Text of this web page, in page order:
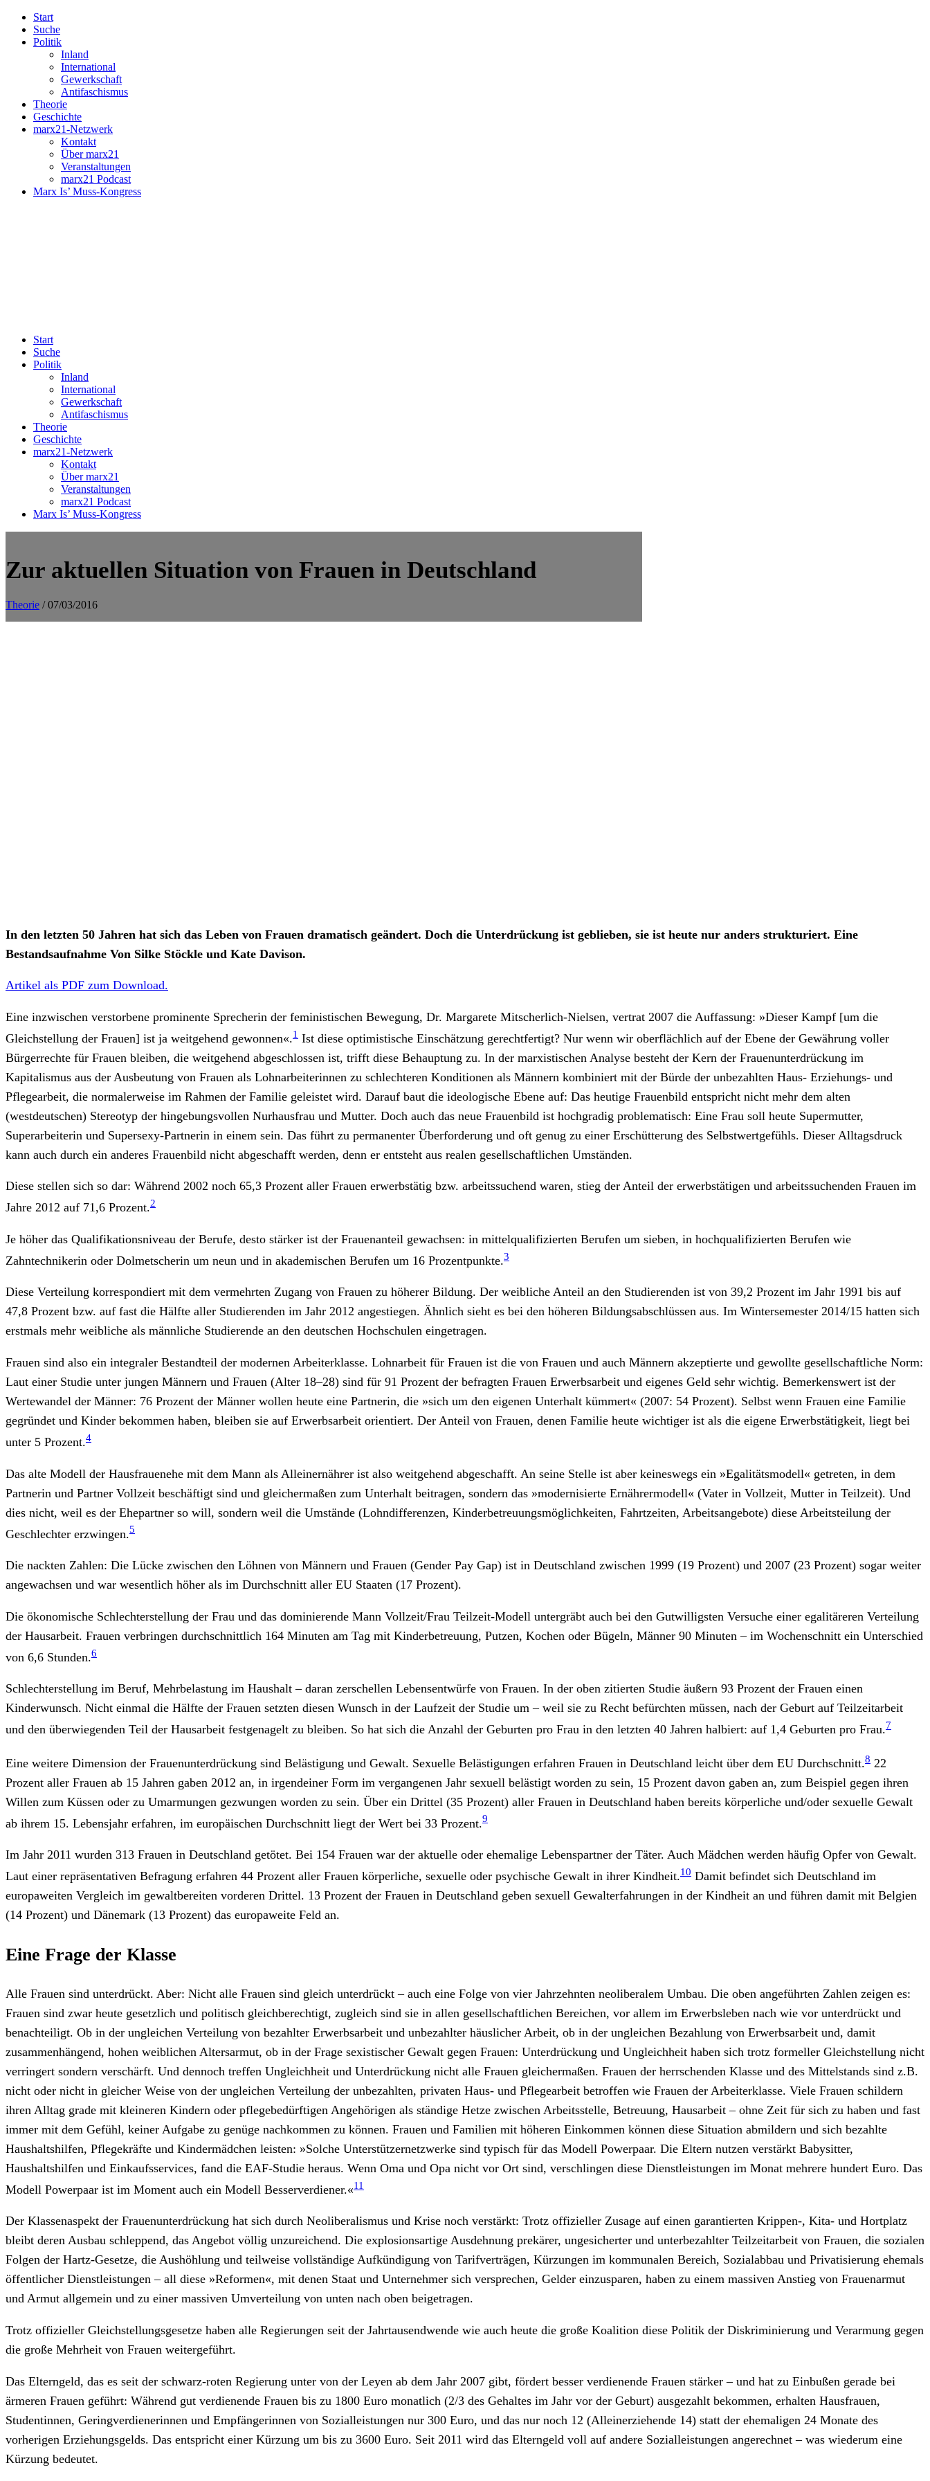
Start
Suche
Politik
Inland
International
Gewerkschaft
Antifaschismus
Theorie
Geschichte
marx21-Netzwerk
Kontakt
Über marx21
Veranstaltungen
marx21 Podcast
Marx Is’ Muss-Kongress
Start
Suche
Politik
Inland
International
Gewerkschaft
Antifaschismus
Theorie
Geschichte
marx21-Netzwerk
Kontakt
Über marx21
Veranstaltungen
marx21 Podcast
Marx Is’ Muss-Kongress
Zur aktuellen Situation von Frauen in Deutschland
Theorie / 07/03/2016
In den letzten 50 Jahren hat sich das Leben von Frauen dramatisch geändert. Doch die Unterdrückung ist geblieben, sie ist heute nur anders strukturiert. Eine
Bestandsaufnahme Von Silke Stöckle und Kate Davison.
Artikel als PDF zum Download.
Eine inzwischen verstorbene prominente Sprecherin der feministischen Bewegung, Dr. Margarete Mitscherlich-Nielsen, vertrat 2007 die Auffassung: »Dieser Kampf [um die
Gleichstellung der Frauen] ist ja weitgehend gewonnen«.1 Ist diese optimistische Einschätzung gerechtfertigt? Nur wenn wir oberflächlich auf der Ebene der Gewährung voller
Bürgerrechte für Frauen bleiben, die weitgehend abgeschlossen ist, trifft diese Behauptung zu. In der marxistischen Analyse besteht der Kern der Frauenunterdrückung im
Kapitalismus aus der Ausbeutung von Frauen als Lohnarbeiterinnen zu schlechteren Konditionen als Männern kombiniert mit der Bürde der unbezahlten Haus- Erziehungs- und
Pflegearbeit, die normalerweise im Rahmen der Familie geleistet wird. Darauf baut die ideologische Ebene auf: Das heutige Frauenbild entspricht nicht mehr dem alten
(westdeutschen) Stereotyp der hingebungsvollen Nurhausfrau und Mutter. Doch auch das neue Frauenbild ist hochgradig problematisch: Eine Frau soll heute Supermutter,
Superarbeiterin und Supersexy-Partnerin in einem sein. Das führt zu permanenter Überforderung und oft genug zu einer Erschütterung des Selbstwertgefühls. Dieser Alltagsdruck
kann auch durch ein anderes Frauenbild nicht abgeschafft werden, denn er entsteht aus realen gesellschaftlichen Umständen.
Diese stellen sich so dar: Während 2002 noch 65,3 Prozent aller Frauen erwerbstätig bzw. arbeitssuchend waren, stieg der Anteil der erwerbstätigen und arbeitssuchenden Frauen im
Jahre 2012 auf 71,6 Prozent.2
Je höher das Qualifikationsniveau der Berufe, desto stärker ist der Frauenanteil gewachsen: in mittelqualifizierten Berufen um sieben, in hochqualifizierten Berufen wie
Zahntechnikerin oder Dolmetscherin um neun und in akademischen Berufen um 16 Prozentpunkte.3
Diese Verteilung korrespondiert mit dem vermehrten Zugang von Frauen zu höherer Bildung. Der weibliche Anteil an den Studierenden ist von 39,2 Prozent im Jahr 1991 bis auf
47,8 Prozent bzw. auf fast die Hälfte aller Studierenden im Jahr 2012 angestiegen. Ähnlich sieht es bei den höheren Bildungsabschlüssen aus. Im Wintersemester 2014/15 hatten sich
erstmals mehr weibliche als männliche Studierende an den deutschen Hochschulen eingetragen.
Frauen sind also ein integraler Bestandteil der modernen Arbeiterklasse. Lohnarbeit für Frauen ist die von Frauen und auch Männern akzeptierte und gewollte gesellschaftliche Norm:
Laut einer Studie unter jungen Männern und Frauen (Alter 18–28) sind für 91 Prozent der befragten Frauen Erwerbsarbeit und eigenes Geld sehr wichtig. Bemerkenswert ist der
Wertewandel der Männer: 76 Prozent der Männer wollen heute eine Partnerin, die »sich um den eigenen Unterhalt kümmert« (2007: 54 Prozent). Selbst wenn Frauen eine Familie
gegründet und Kinder bekommen haben, bleiben sie auf Erwerbsarbeit orientiert. Der Anteil von Frauen, denen Familie heute wichtiger ist als die eigene Erwerbstätigkeit, liegt bei
unter 5 Prozent.4
Das alte Modell der Hausfrauenehe mit dem Mann als Alleinernährer ist also weitgehend abgeschafft. An seine Stelle ist aber keineswegs ein »Egalitätsmodell« getreten, in dem
Partnerin und Partner Vollzeit beschäftigt sind und gleichermaßen zum Unterhalt beitragen, sondern das »modernisierte Ernährermodell« (Vater in Vollzeit, Mutter in Teilzeit). Und
dies nicht, weil es der Ehepartner so will, sondern weil die Umstände (Lohndifferenzen, Kinderbetreuungsmöglichkeiten, Fahrtzeiten, Arbeitsangebote) diese Arbeitsteilung der
Geschlech­ter erzwingen.5
Die nackten Zahlen: Die Lücke zwischen den Löhnen von Männern und Frauen (Gender Pay Gap) ist in Deutschland zwischen 1999 (19 Prozent) und 2007 (23 Prozent) sogar weiter
angewachsen und war wesentlich höher als im Durchschnitt aller EU Staaten (17 Prozent).
Die ökonomische Schlechterstellung der Frau und das dominierende Mann Vollzeit/Frau Teilzeit-Modell untergräbt auch bei den Gutwilligsten Versuche einer egalitäreren Verteilung
der Hausarbeit. Frauen verbringen durchschnittlich 164 Minuten am Tag mit Kinderbetreuung, Putzen, Kochen oder Bügeln, Männer 90 Minuten – im Wochenschnitt ein Unterschied
von 6,6 Stunden.6
Schlechterstellung im Beruf, Mehrbelastung im Haushalt – daran zerschellen Lebensentwürfe von Frauen. In der oben zitierten Studie äußern 93 Prozent der Frauen einen
Kinderwunsch. Nicht einmal die Hälfte der Frauen setzten diesen Wunsch in der Laufzeit der Studie um – weil sie zu Recht befürchten müssen, nach der Geburt auf Teilzeitarbeit
und den überwiegenden Teil der Hausarbeit festgenagelt zu bleiben. So hat sich die Anzahl der Geburten pro Frau in den letzten 40 Jahren halbiert: auf 1,4 Geburten pro Frau.7
Eine weitere Dimension der Frauenunterdrückung sind Belästigung und Gewalt. Sexuelle Belästigungen erfahren Frauen in Deutschland leicht über dem EU Durchschnitt.8 22
Prozent aller Frauen ab 15 Jahren gaben 2012 an, in irgendeiner Form im vergangenen Jahr sexuell belästigt worden zu sein, 15 Prozent davon gaben an, zum Beispiel gegen ihren
Willen zum Küssen oder zu Umarmungen gezwungen worden zu sein. Über ein Drittel (35 Prozent) aller Frauen in Deutschland haben bereits körperliche und/oder sexuelle Gewalt
ab ihrem 15. Lebensjahr erfahren, im europäischen Durchschnitt liegt der Wert bei 33 Prozent.9
Im Jahr 2011 wurden 313 Frauen in Deutschland getötet. Bei 154 Frauen war der aktuelle oder ehemalige Lebenspartner der Täter. Auch Mädchen werden häufig Opfer von Gewalt.
Laut einer repräsentativen Befragung erfahren 44 Prozent aller Frauen körperliche, sexuelle oder psychische Gewalt in ihrer Kindheit.10 Damit befindet sich Deutschland im
europaweiten Vergleich im gewaltbereiten vorderen Drittel. 13 Prozent der Frauen in Deutschland geben sexuell Gewalterfahrungen in der Kindheit an und führen damit mit Belgien
(14 Prozent) und Dänemark (13 Prozent) das europaweite Feld an.
Eine Frage der Klasse
Alle Frauen sind unterdrückt. Aber: Nicht alle Frauen sind gleich unterdrückt – auch eine Folge von vier Jahrzehnten neoliberalem Umbau. Die oben angeführten Zahlen zeigen es:
Frauen sind zwar heute gesetzlich und politisch gleichberechtigt, zugleich sind sie in allen gesellschaftlichen Bereichen, vor allem im Erwerbsleben nach wie vor unterdrückt und
benachteiligt. Ob in der ungleichen Verteilung von bezahlter Erwerbsarbeit und unbezahlter häuslicher Arbeit, ob in der ungleichen Bezahlung von Erwerbsarbeit und, damit
zusammenhängend, hohen weiblichen Altersarmut, ob in der Frage sexistischer Gewalt gegen Frauen: Unterdrückung und Ungleichheit haben sich trotz formeller Gleichstellung nicht
verringert sondern verschärft. Und dennoch treffen Ungleichheit und Unterdrückung nicht alle Frauen gleichermaßen. Frauen der herrschenden Klasse und des Mittelstands sind z.B.
nicht oder nicht in gleicher Weise von der ungleichen Verteilung der unbezahlten, privaten Haus- und Pflegearbeit betroffen wie Frauen der Arbeiterklasse. Viele Frauen schildern
ihren Alltag grade mit kleineren Kindern oder pflegebedürftigen Angehörigen als ständige Hetze zwischen Arbeitsstelle, Betreuung, Hausarbeit – ohne Zeit für sich zu haben und fast
immer mit dem Gefühl, keiner Aufgabe zu genüge nachkommen zu können. Frauen und Familien mit höheren Einkommen können diese Situation abmildern und sich bezahlte
Haushaltshilfen, Pflegekräfte und Kindermädchen leisten: »Solche Unterstützernetzwerke sind typisch für das Modell Powerpaar. Die Eltern nutzen verstärkt Babysitter,
Haushaltshilfen und Einkaufsservices, fand die EAF-Studie heraus. Wenn Oma und Opa nicht vor Ort sind, verschlingen diese Dienstleistungen im Monat mehrere hundert Euro. Das
Modell Powerpaar ist im Moment auch ein Modell Besser­verdiener.«11
Der Klassenaspekt der Frauenunterdrückung hat sich durch Neoliberalismus und Krise noch verstärkt: Trotz offizieller Zusage auf einen garantierten Krippen-, Kita- und Hortplatz
bleibt deren Ausbau schleppend, das Angebot völlig unzureichend. Die explosionsartige Ausdehnung prekärer, ungesicherter und unterbezahlter Teilzeitarbeit von Frauen, die sozialen
Folgen der Hartz-Gesetze, die Aushöhlung und teilweise vollständige Aufkündigung von Tarifverträgen, Kürzungen im kommunalen Bereich, Sozialabbau und Privatisierung ehemals
öffentlicher Dienstleistungen – all diese »Reformen«, mit denen Staat und Unternehmer sich versprechen, Gelder einzusparen, haben zu einem massiven Anstieg von Frauenarmut
und Armut allgemein und zu einer massiven Umverteilung von unten nach oben beigetragen.
Trotz offizieller Gleichstellungsgesetze haben alle Regierungen seit der Jahrtausendwende wie auch heute die große Koalition diese Politik der Diskriminierung und Verarmung gegen
die große Mehrheit von Frauen weitergeführt.
Das Elterngeld, das es seit der schwarz-roten Regierung unter von der Leyen ab dem Jahr 2007 gibt, fördert besser verdienende Frauen stärker – und hat zu Einbußen gerade bei
ärmeren Frauen geführt: Während gut verdienende Frauen bis zu 1800 Euro monatlich (2/3 des Gehaltes im Jahr vor der Geburt) ausgezahlt bekommen, erhalten Hausfrauen,
Studentinnen, Geringverdienerinnen und Empfängerinnen von Sozialleistungen nur 300 Euro, und das nur noch 12 (Alleinerziehende 14) statt der ehemaligen 24 Monate des
vorherigen Erziehungsgelds. Das entspricht einer Kürzung um bis zu 3600 Euro. Seit 2011 wird das Elterngeld voll auf andere Sozialleistungen angerechnet – was wiederum eine
Kürzung bedeutet.